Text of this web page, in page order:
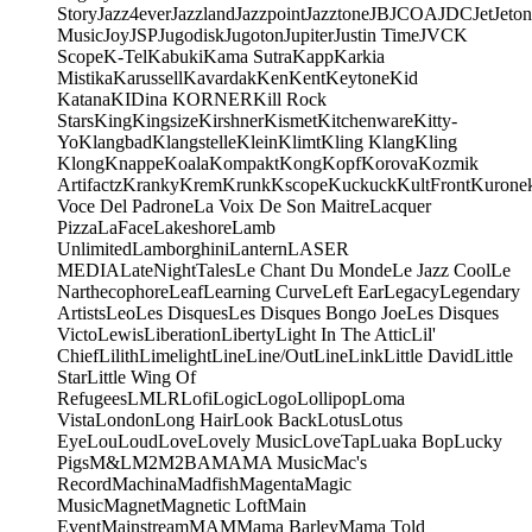
StoryJazz4everJazzlandJazzpointJazztoneJBJCOAJDCJetJeton
MusicJoyJSPJugodiskJugotonJupiterJustin TimeJVCK
ScopeK-TelKabukiKama SutraKappKarkia
MistikaKarussellKavardakKenKentKeytoneKid
KatanaKIDina KORNERKill Rock
StarsKingKingsizeKirshnerKismetKitchenwareKitty-
YoKlangbadKlangstelleKleinKlimtKling KlangKling
KlongKnappeKoalaKompaktKongKopfKorovaKozmik
ArtifactzKrankyKremKrunkKscopeKuckuckKultFront
Voce Del PadroneLa Voix De Son MaitreLacquer
PizzaLaFaceLakeshoreLamb
UnlimitedLamborghiniLanternLASER
MEDIALateNightTalesLe Chant Du MondeLe Jazz CoolLe
NarthecophoreLeafLearning CurveLeft EarLegacyLegendary
ArtistsLeoLes DisquesLes Disques Bongo JoeLes Disques
VictoLewisLiberationLibertyLight In The AtticLil'
ChiefLilithLimelightLineLine/OutLineLinkLittle DavidLittle
StarLittle Wing Of
RefugeesLMLRLofiLogicLogoLollipopLoma
VistaLondonLong HairLook BackLotusLotus
EyeLouLoudLoveLovely MusicLoveTapLuaka BopLucky
PigsM&LM2M2BAMAMA MusicMac's
RecordMachinaMadfishMagentaMagic
MusicMagnetMagnetic LoftMain
EventMainstreamMAMMama BarleyMama Told